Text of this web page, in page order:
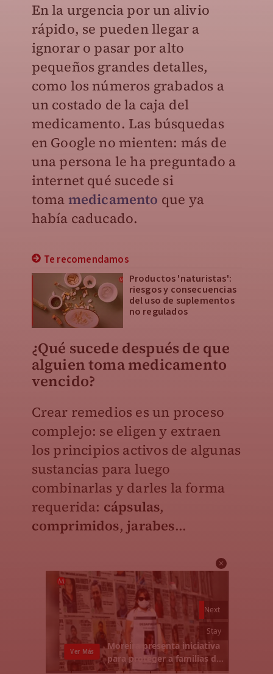
En la urgencia por un alivio
rápido, se pueden llegar a
ignorar o pasar por alto
pequeños grandes detalles,
como los números grabados a
un costado de la caja del
medicamento. Las búsquedas
en Google no mienten: más de
una persona le ha preguntado a
internet qué sucede si
toma medicamento que ya
había caducado.
Te recomendamos
Productos 'naturistas':
riesgos y consecuencias
del uso de suplementos
no regulados
¿Qué sucede después de que
alguien toma medicamento
vencido?
Crear remedios es un proceso
complejo: se eligen y extraen
los principios activos de algunas
sustancias para luego
combinarlas y darles la forma
requerida: cápsulas,
comprimidos,jarabes...